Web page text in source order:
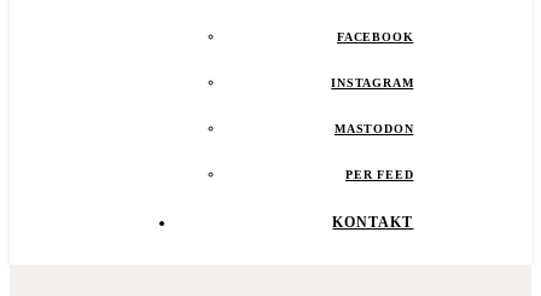
FACEBOOK
INSTAGRAM
MASTODON
PER FEED
KONTAKT